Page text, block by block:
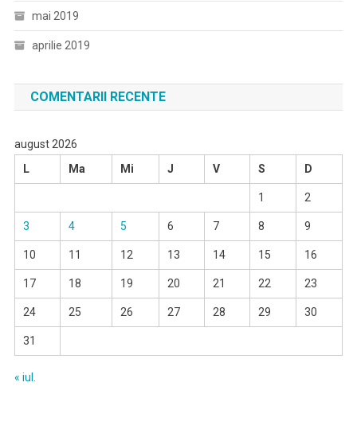
mai 2019
aprilie 2019
COMENTARII RECENTE
august 2026
L
Ma Mi J V S D
1 2
3 4 5 6 7 8 9
10 11 12 13 14 15 16
17 18 19 20 21 22 23
24 25 26 27 28 29 30
31
« iul.